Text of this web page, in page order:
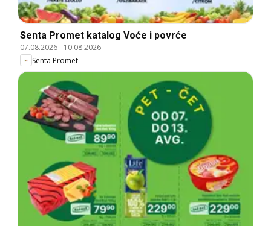
Senta Promet katalog Voće i povrće
07.08.2026- 10.08.2026
Senta Promet